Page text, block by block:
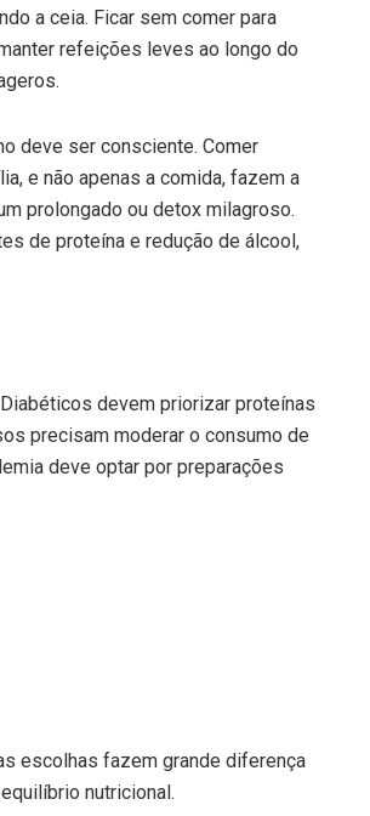
a ceia. Ficar sem comer para
refeições leves ao longo do
deve ser consciente. Comer
e não apenas a comida, fazem a
prolongado ou detox milagroso.
de proteína e redução de álcool,
devem priorizar proteínas
precisam moderar o consumo de
deve optar por preparações
escolhas fazem grande diferença
nutricional.